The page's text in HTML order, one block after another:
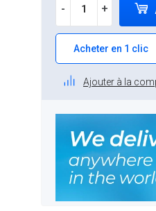
- +
Acheter en 1 clic
Ajouter à la